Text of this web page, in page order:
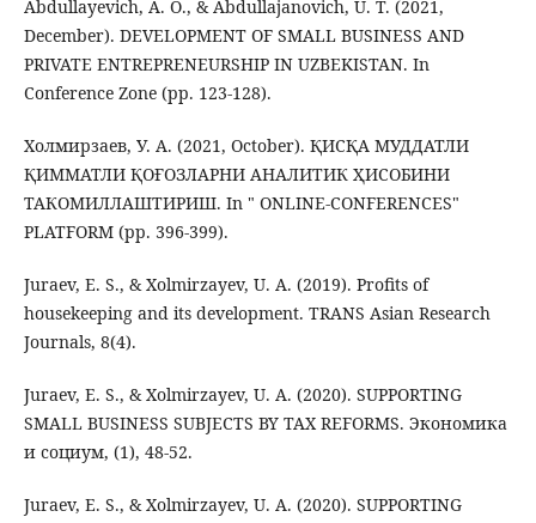
Abdullayevich, A. O., & Abdullajanovich, U. T. (2021,
December). DEVELOPMENT OF SMALL BUSINESS AND
PRIVATE ENTREPRENEURSHIP IN UZBEKISTAN. In
Conference Zone (pp. 123-128).
Холмирзаев, У. А. (2021, October). ҚИСҚА МУДДАТЛИ
ҚИММАТЛИ ҚОҒОЗЛАРНИ АНАЛИТИК ҲИСОБИНИ
ТАКОМИЛЛАШТИРИШ. In " ONLINE-CONFERENCES"
PLATFORM (pp. 396-399).
Juraev, E. S., & Xolmirzayev, U. A. (2019). Profits of
housekeeping and its development. TRANS Asian Research
Journals, 8(4).
Juraev, E. S., & Xolmirzayev, U. A. (2020). SUPPORTING
SMALL BUSINESS SUBJECTS BY TAX REFORMS. Экономика
и социум, (1), 48-52.
Juraev, E. S., & Xolmirzayev, U. A. (2020). SUPPORTING